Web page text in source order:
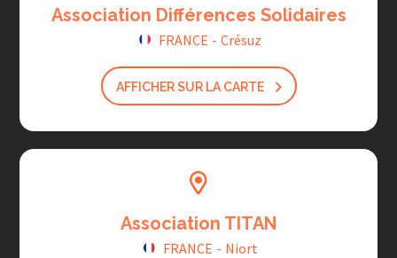
Association Différences Solidaires
FRANCE - Crésuz
AFFICHER SUR LA CARTE
Association TITAN
FRANCE - Niort